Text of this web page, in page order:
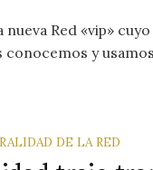
nueva Red «vip»
y
DE LA RED